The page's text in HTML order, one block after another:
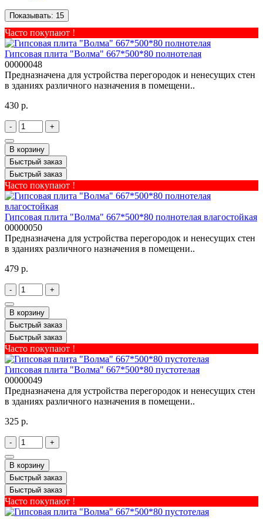
Показывать: 15
Часто покупают !
Гипсовая плита "Волма" 667*500*80 полнотелая
00000048
Предназначена для устройства перегородок и ненесущих стен
в зданиях различного назначения в помещени..
430 р.
- +
В корзину
Быстрый заказ
Быстрый заказ
Часто покупают !
Гипсовая плита "Волма" 667*500*80 полнотелая влагостойкая
00000050
Предназначена для устройства перегородок и ненесущих стен
в зданиях различного назначения в помещени..
479 р.
- +
В корзину
Быстрый заказ
Быстрый заказ
Часто покупают !
Гипсовая плита "Волма" 667*500*80 пустотелая
00000049
Предназначена для устройства перегородок и ненесущих стен
в зданиях различного назначения в помещени..
325 р.
- +
В корзину
Быстрый заказ
Быстрый заказ
Часто покупают !